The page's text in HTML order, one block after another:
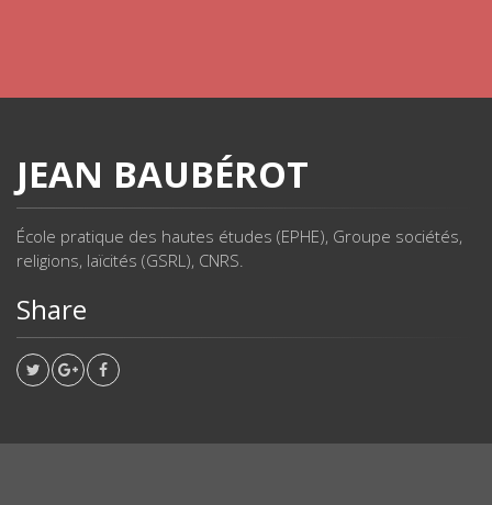
JEAN BAUBÉROT
École pratique des hautes études (EPHE), Groupe sociétés,
religions, laïcités (GSRL), CNRS.
Share